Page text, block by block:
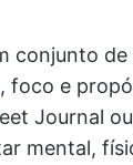
conjunto
foco e
Journal
mental,